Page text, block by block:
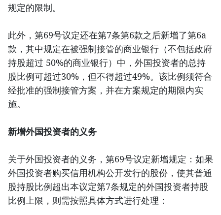
规定的限制。
此外，第69号议定还在第7条第6款之后新增了第6a
款，其中规定在被强制接管的商业银行（不包括政府
持股超过 50%的商业银行）中，外国投资者的总持
股比例可超过30%，但不得超过49%。该比例须符合
经批准的强制接管方案，并在方案规定的期限内实
施。
新增外国投资者的义务
关于外国投资者的义务，第69号议定新增规定：如果
外国投资者购买信用机构公开发行的股份，使其普通
股持股比例超出本议定第7条规定的外国投资者持股
比例上限，则需按照具体方式进行处理：